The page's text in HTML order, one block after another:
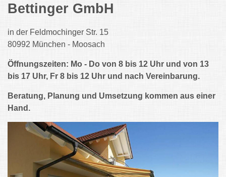
Bettinger GmbH
in der Feldmochinger Str. 15
80992 München - Moosach
Öffnungszeiten: Mo - Do von 8 bis 12 Uhr und von 13
bis 17 Uhr, Fr 8 bis 12 Uhr und nach Vereinbarung.
Beratung, Planung und Umsetzung kommen aus einer
Hand.